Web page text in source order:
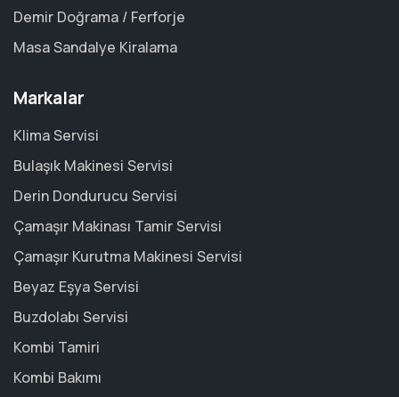
Demir Doğrama / Ferforje
Masa Sandalye Kiralama
Markalar
Klima Servisi
Bulaşık Makinesi Servisi
Derin Dondurucu Servisi
Çamaşır Makinası Tamir Servisi
Çamaşır Kurutma Makinesi Servisi
Beyaz Eşya Servisi
Buzdolabı Servisi
Kombi Tamiri
Kombi Bakımı